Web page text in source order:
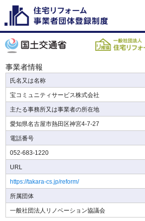
事業者情報
氏名又は名称
宝コミュニティサービス株式会社
主たる事務所又は事業者の所在地
愛知県名古屋市熱田区神宮4-7-27
電話番号
052-683-1220
URL
https://takara-cs.jp/reform/
所属団体
一般社団法人リノベーション協議会